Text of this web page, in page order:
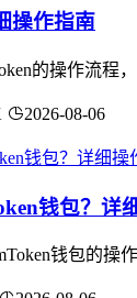
操作指南
的操作流程
2026-08-06
钱包？详
钱包的